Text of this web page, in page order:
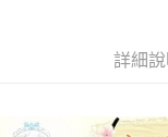
４．使用「AFTEE先享
５．嚴禁一人註冊多個
詳細說